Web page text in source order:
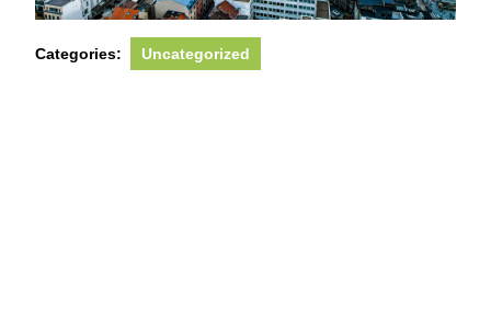
Categories: Uncategorized